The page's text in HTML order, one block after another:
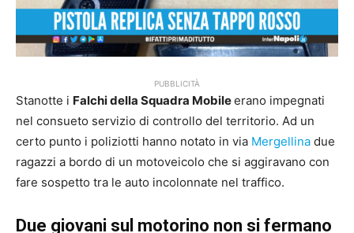
PUBBLICITÀ
Stanotte i Falchi della Squadra Mobileerano impegnati
nel consueto servizio di controllo del territorio. Ad un
certo punto i poliziotti hanno notato in via Mergellina due
ragazzi a bordo di un motoveicolo che si aggiravano con
fare sospetto tra le auto incolonnate nel traffico.
Due giovani sul motorino non si fermano